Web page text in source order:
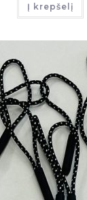
Į krepšelį